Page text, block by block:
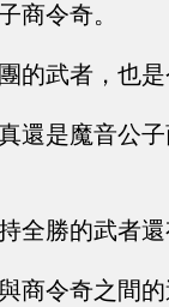
商令奇。
的武者，也
還是魔音公
全勝的武者
商令奇之間